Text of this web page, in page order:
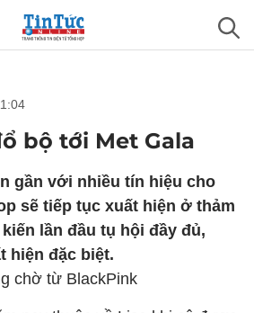
bộ tới Met Gala
gần với nhiều tín hiệu cho
sẽ tiếp tục xuất hiện ở thảm
lần đầu tụ hội đầy đủ,
hiện đặc biệt.
chờ từ BlackPink